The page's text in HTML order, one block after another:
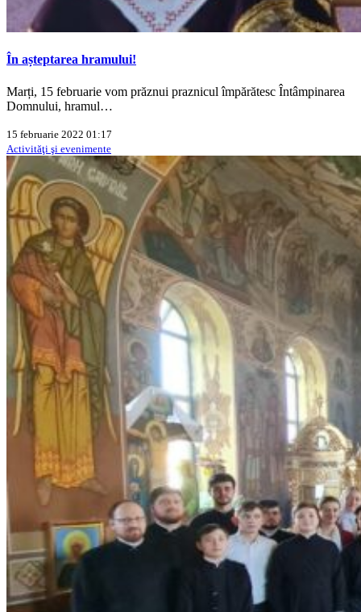
În așteptarea hramului!
Marți, 15 februarie vom prăznui praznicul împărătesc Întâmpinarea
Domnului, hramul…
15 februarie 2022 01:17
Activităţi şi evenimente